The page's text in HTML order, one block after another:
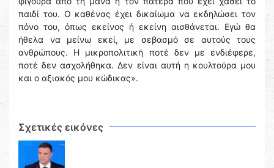
παιδί του. Ο καθένας έχει δικαίωμα να εκδηλώσει τον
πόνο του, όπως εκείνος ή εκείνη αισθάνεται. Εγώ θα
ήθελα να μείνω εκεί, με σεβασμό σε αυτούς τους
ανθρώπους. Η μικροπολιτική ποτέ δεν με ενδιέφερε,
ποτέ δεν ασχολήθηκα. Δεν είναι αυτή η κουλτούρα μου
και ο αξιακός μου κώδικας».
Σχετικές εικόνες